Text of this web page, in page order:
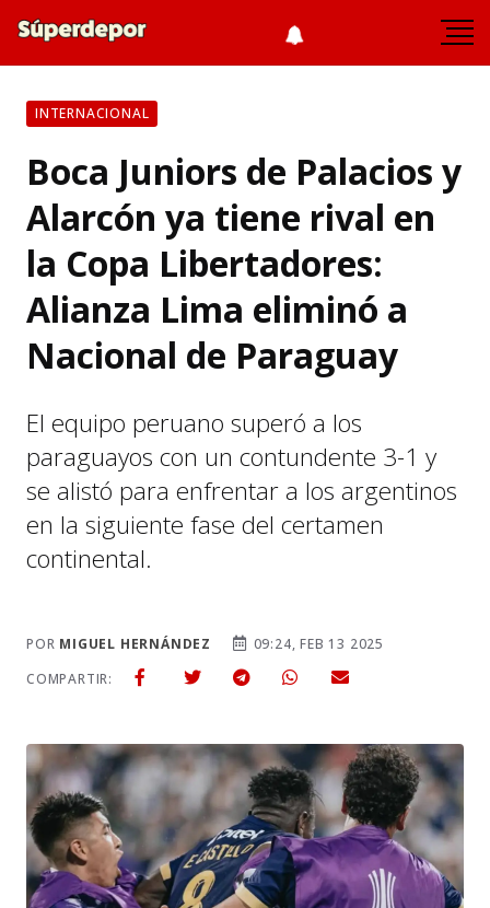
INTERNACIONAL
Boca Juniors de Palacios y
Alarcón ya tiene rival en
la Copa Libertadores:
Alianza Lima eliminó a
Nacional de Paraguay
El equipo peruano superó a los
paraguayos con un contundente 3-1 y
se alistó para enfrentar a los argentinos
en la siguiente fase del certamen
continental.
POR MIGUEL HERNÁNDEZ
09:24, FEB 13 2025
COMPARTIR: